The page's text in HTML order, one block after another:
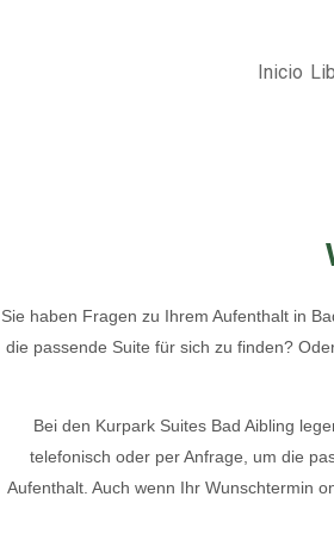
Inicio
Sie haben Fragen zu Ihrem Aufenthalt in
die passende Suite für sich zu finden?
Bei den Kurpark Suites Bad Aibling
telefonisch oder per Anfrage, um die
Aufenthalt. Auch wenn Ihr Wunschtermin